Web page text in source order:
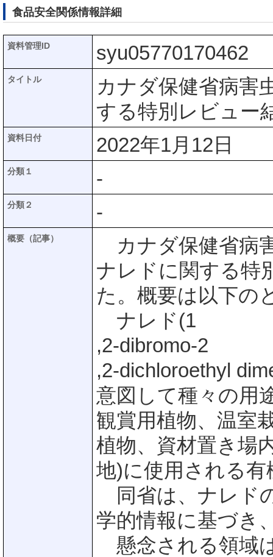
食品安全関係情報詳細
資料管理ID syu05770170462
タイトル
カナダ保健省病害
する特別レビュー
資料日付 2022年1月12日
分類１ -
分類２ -
概要（記事）
カナダ保健省病
ナレドに関する特
た。概要は以下の
ナレド(1
,2-dibromo-2
,2-dichloroethyl
意図して種々の用
観賞用植物、温室
植物、資材置き場
地)に使用される
同省は、ナレド
学的情報に基づき
懸念される領域